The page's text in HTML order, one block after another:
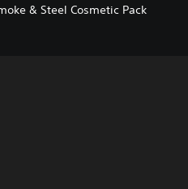
& Steel Cosmetic Pack